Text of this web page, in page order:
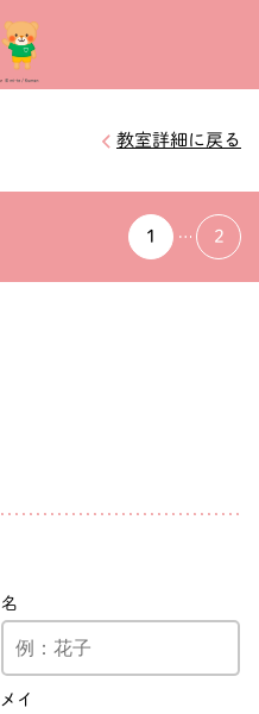
教室詳細に戻る
1 2
名
メイ